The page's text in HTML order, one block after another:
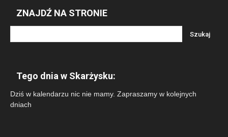
ZNAJDŹ NA STRONIE
Tego dnia w Skarżysku:
Dziś w kalendarzu nic nie mamy. Zapraszamy w kolejnych
dniach